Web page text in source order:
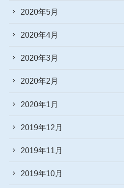
2020年5月
2020年4月
2020年3月
2020年2月
2020年1月
2019年12月
2019年11月
2019年10月